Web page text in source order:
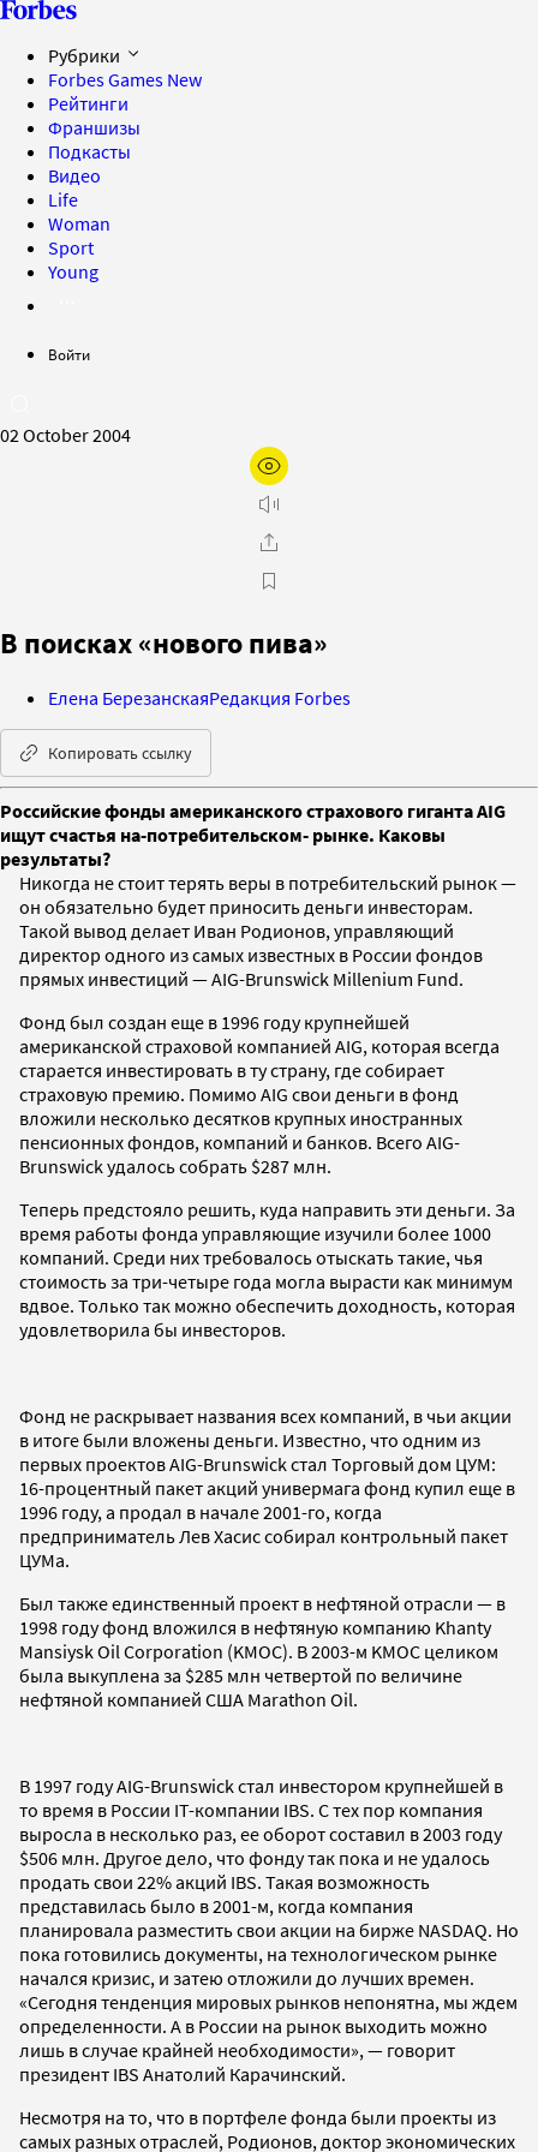
Рубрики
Forbes Games New
Рейтинги
Франшизы
Подкасты
Видео
Life
Woman
Sport
Young
Войти
02 October 2004
В поисках «нового пива»
Елена БерезанскаяРедакция Forbes
Копировать ссылку
Российские фонды американского страхового гиганта AIG
ищут счастья на‑потребительском‑ рынке. Каковы
результаты?
Никогда не стоит терять веры в потребительский рынок —
он обязательно будет приносить деньги инвесторам.
Такой вывод делает Иван Родионов, управляющий
директор одного из самых известных в России фондов
прямых инвестиций — AIG-Brunswick Millenium Fund.
Фонд был создан еще в 1996 году крупнейшей
американской страховой компанией AIG, которая всегда
старается инвестировать в ту страну, где собирает
страховую премию. Помимо AIG свои деньги в фонд
вложили несколько десятков крупных иностранных
пенсионных фондов, компаний и банков. Всего AIG-
Brunswick удалось собрать $287 млн.
Теперь предстояло решить, куда направить эти деньги. За
время работы фонда управляющие изучили более 1000
компаний. Среди них требовалось отыскать такие, чья
стоимость за три-четыре года могла вырасти как минимум
вдвое. Только так можно обеспечить доходность, которая
удовлетворила бы инвесторов.
Фонд не раскрывает названия всех компаний, в чьи акции
в итоге были вложены деньги. Известно, что одним из
первых проектов AIG-Brunswick стал Торговый дом ЦУМ:
16-процентный пакет акций универмага фонд купил еще в
1996 году, а продал в начале 2001-го, когда
предприниматель Лев Хасис собирал контрольный пакет
ЦУМа.
Был также единственный проект в нефтяной отрасли — в
1998 году фонд вложился в нефтяную компанию Khanty
Mansiysk Oil Corporation (KMOC). В 2003-м KMOC целиком
была выкуплена за $285 млн четвертой по величине
нефтяной компанией США Marathon Oil.
В 1997 году AIG-Brunswick стал инвестором крупнейшей в
то время в России IT-компании IBS. С тех пор компания
выросла в несколько раз, ее оборот составил в 2003 году
$506 млн. Другое дело, что фонду так пока и не удалось
продать свои 22% акций IBS. Такая возможность
представилась было в 2001-м, когда компания
планировала разместить свои акции на бирже NASDAQ. Но
пока готовились документы, на технологическом рынке
начался кризис, и затею отложили до лучших времен.
«Сегодня тенденция мировых рынков непонятна, мы ждем
определенности. А в России на рынок выходить можно
лишь в случае крайней необходимости», — говорит
президент IBS Анатолий Карачинский.
Несмотря на то, что в портфеле фонда были проекты из
самых разных отраслей, Родионов, доктор экономических